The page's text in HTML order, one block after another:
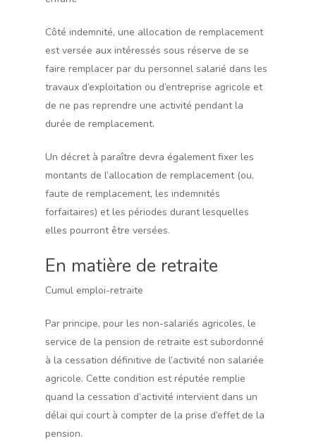
Côté indemnité, une allocation de remplacement
est versée aux intéressés sous réserve de se
faire remplacer par du personnel salarié dans les
travaux d’exploitation ou d’entreprise agricole et
de ne pas reprendre une activité pendant la
durée de remplacement.
Un décret à paraître devra également fixer les
montants de l’allocation de remplacement (ou,
faute de remplacement, les indemnités
forfaitaires) et les périodes durant lesquelles
elles pourront être versées.
En matière de retraite
Cumul emploi-retraite
Par principe, pour les non-salariés agricoles, le
service de la pension de retraite est subordonné
à la cessation définitive de l’activité non salariée
agricole. Cette condition est réputée remplie
quand la cessation d’activité intervient dans un
délai qui court à compter de la prise d’effet de la
pension.